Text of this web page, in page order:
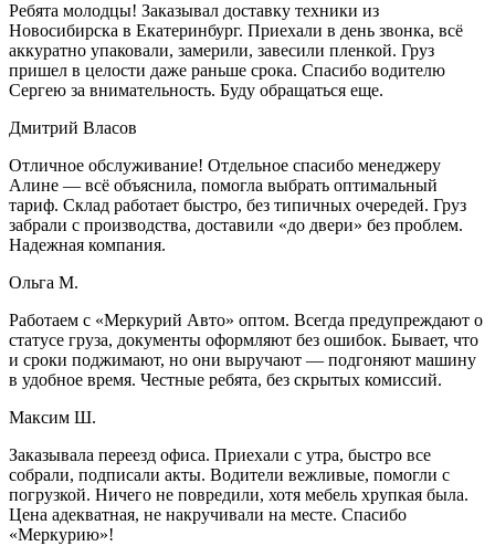
Ребята молодцы! Заказывал доставку техники из
Новосибирска в Екатеринбург. Приехали в день звонка, всё
аккуратно упаковали, замерили, завесили пленкой. Груз
пришел в целости даже раньше срока. Спасибо водителю
Сергею за внимательность. Буду обращаться еще.
Дмитрий Власов
Отличное обслуживание! Отдельное спасибо менеджеру
Алине — всё объяснила, помогла выбрать оптимальный
тариф. Склад работает быстро, без типичных очередей. Груз
забрали с производства, доставили «до двери» без проблем.
Надежная компания.
Ольга М.
Работаем с «Меркурий Авто» оптом. Всегда предупреждают о
статусе груза, документы оформляют без ошибок. Бывает, что
и сроки поджимают, но они выручают — подгоняют машину
в удобное время. Честные ребята, без скрытых комиссий.
Максим Ш.
Заказывала переезд офиса. Приехали с утра, быстро все
собрали, подписали акты. Водители вежливые, помогли с
погрузкой. Ничего не повредили, хотя мебель хрупкая была.
Цена адекватная, не накручивали на месте. Спасибо
«Меркурию»!